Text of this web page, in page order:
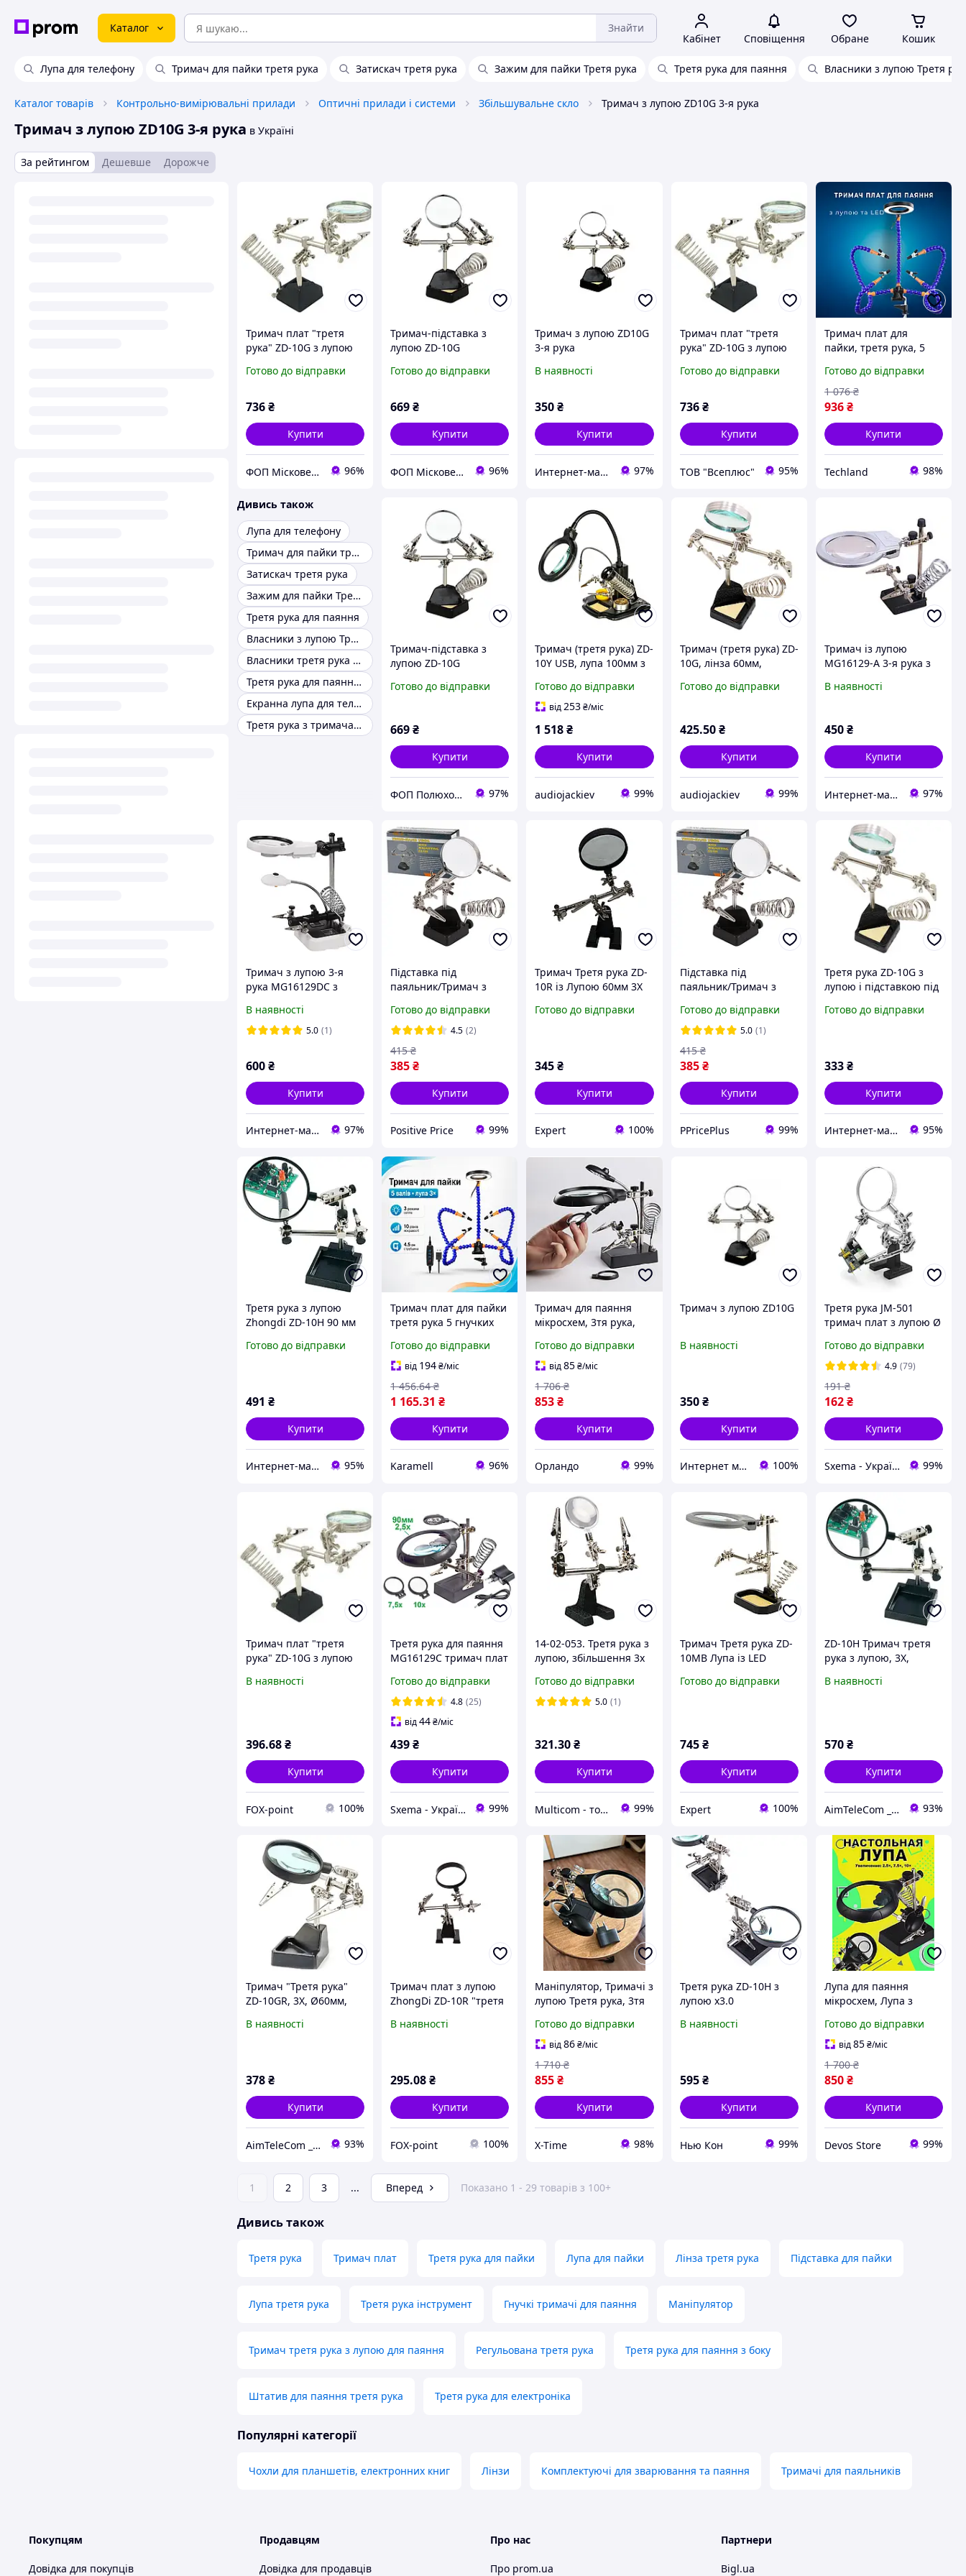
Каталог Знайти
Кабінет Сповіщення Обране Кошик
Лупа для телефону Тримач для пайки третя рука Затискач третя рука Зажим для пайки Третя рука Третя рука для паяння Власники з лупою Третя
Каталог товарів Контрольно-вимірювальні прилади Оптичні прилади і системи Збільшувальне скло Тримач з лупою ZD10G 3-я рука
Тримач з лупою ZD10G 3-я рука в Україні
За рейтингом Дешевше Дорожче
Тримач плат "третя
рука" ZD-10G з лупою
паяльника
Готово до відправки
736₴
Купити
ФОП Місковець О.Г. 96%
Тримач-підставка з
лупою ZD-10G
Готово до відправки
669₴
Купити
ФОП Місковець О.Г. 96%
Тримач з лупою ZD10G
3-я рука
В наявності
350₴
Купити
Интернет-магазин Tele-Radio | Теле-Радио товары.Приборы,мультиметры,градусники,паяльники и др. 97%
Тримач плат "третя
рука" ZD-10G з лупою
паяльника
Готово до відправки
736 ₴
Купити
ТОВ "Всеплюс" 95%
Тримач плат для
пайки, третя рука, 5
та LED, 3
температурних
режими, 10 рівнів
яскравості
Готово до відправки
936₴
1 076 ₴
Купити
Techland 98%
Дивись також
Лупа для телефону
Тримач для пайки третя рука
Затискач третя рука
Зажим для пайки Третя рука
Третя рука для паяння
Власники з лупою Третя рука
Власники третя рука з лінзою
Третя рука для паяння з підсвіткою
Екранна лупа для телефону
Третя рука з тримачами, що гнуться
Тримач-підставка з
лупою ZD-10G
Готово до відправки
669₴
Купити
ФОП Полюхович Л.Г. 97%
Тримач (третя рука) ZD-
10Y USB, лупа 100мм з
паяльник
Готово до відправки
від253₴/міс
1 518₴
Купити
audiojackiev 99%
Тримач (третя рука) ZD-
10G, лінза 60мм,
підставка під паяльник
Готово до відправки
425.50 ₴
Купити
audiojackiev 99%
Тримач із лупою
MG16129-A 3-я рука з
В наявності
450₴
Купити
Интернет-магазин Tele-Radio | Теле-Радио товары.Приборы,мультиметры,градусники,паяльники и др. 97%
Тримач з лупою 3-я
рука MG16129DC з
В наявності
5.0 (1)
600₴
Купити
Интернет-магазин Tele-Radio | Теле-Радио товары.Приборы,мультиметры,градусники,паяльники и др. 97%
Підставка під
паяльник/Тримач з
10G
Готово до відправки
4.5 (2)
385₴
415 ₴
Купити
Positive Price 99%
Тримач Третя рука ZD-
10R із Лупою 60мм 3X
Готово до відправки
345₴
Купити
Expert 100%
Підставка під
паяльник/Тримач з
10G
Готово до відправки
5.0 (1)
385 ₴
415 ₴
Купити
PPricePlus 99%
Третя рука ZD-10G з
лупою і підставкою під
Готово до відправки
333₴
Купити
Интернет-магазин "RADIOMART" 95%
Третя рука з лупою
Zhongdi ZD-10H 90 мм
Готово до відправки
491 ₴
Купити
Интернет-магазин "RADIOMART" 95%
Тримач плат для пайки
третя рука 5 гнучких
підсвіткою 3 режими
10 рівнів яскравості
USB 5 В струбцина до
4.5
Готово до відправки
від 194₴/міс
1 165.31 ₴
1 456.64 ₴
Купити
Karamell 96%
Тримач для паяння
мікросхем, 3тя рука,
(Лупа до 10х, З
підсвічуванням), OLN
Готово до відправки
від85₴/міс
853₴
1 706 ₴
Купити
Орландо 99%
Тримач з лупою ZD10G
В наявності
350 ₴
Купити
Интернет магазин Radio-fan теле-радио товары.Антенны,тюнера и многое другое. 100%
Третя рука JM-501
тримач плат з лупою Ø
Готово до відправки
4.9 (79)
162₴
191 ₴
Купити
Sxema - Українский Інтернет Радіоринок 99%
Тримач плат "третя
рука" ZD-10G з лупою
паяльника
В наявності
396.68₴
Купити
FOX-point 100%
Третя рука для паяння
MG16129C тримач плат
паяльника лупа Ø 90мм
до 10x ZD-126-3
Готово до відправки
4.8 (25)
від44₴/міс
439₴
Купити
Sxema - Українский Інтернет Радіоринок 99%
14-02-053. Третя рука з
лупою, збільшення 3х
Готово до відправки
5.0 (1)
321.30₴
Купити
Multicom - товари ОПТОМ і в роздріб. 99%
Тримач Третя рука ZD-
10MB Лупа із LED
Підставка для
Готово до відправки
745 ₴
Купити
Expert 100%
ZD-10H Тримач третя
рука з лупою, 3X,
В наявності
570₴
Купити
AimTeleCom _ www.aimtele.kiev.ua 93%
Тримач "Третя рука"
ZD-10GR, 3Х, Ø60мм,
двома крокодилами
В наявності
378₴
Купити
AimTeleCom _ www.aimtele.kiev.ua 93%
Тримач плат з лупою
ZhongDi ZD-10R "третя
В наявності
295.08₴
Купити
FOX-point 100%
Маніпулятор, Тримачі з
лупою Третя рука, 3тя
підсвічуванням), XTM
Готово до відправки
від86₴/міс
855₴
1 710 ₴
Купити
X-Time 98%
Третя рука ZD-10H з
лупою х3.0
В наявності
595 ₴
Купити
Нью Кон 99%
Лупа для паяння
мікросхем, Лупа з
(Лупа до 10х, З
підсвічуванням), 3тя
рука, DVS
Готово до відправки
від85₴/міс
850₴
1 700 ₴
Купити
Devos Store 99%
1 2 3 ... Вперед Показано 1 - 29 товарів з 100+
Дивись також
Третя рука Тримач плат Третя рука для пайки Лупа для пайки Лінза третя рука Підставка для пайки
Лупа третя рука Третя рука інструмент Гнучкі тримачі для паяння Маніпулятор
Тримач третя рука з лупою для паяння Регульована третя рука Третя рука для паяння з боку
Штатив для паяння третя рука Третя рука для електроніка
Популярні категорії
Чохли для планшетів, електронних книг Лінзи Комплектуючі для зварювання та паяння Тримачі для паяльників
Покупцям
Довідка для покупців
Продавцям
Довідка для продавців
Про нас
Про prom.ua
Партнери
Bigl.ua